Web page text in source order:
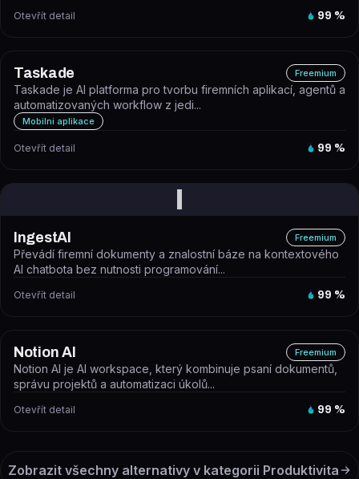
Otevřít detail 99 %
Taskade Freemium
Taskade je AI platforma pro tvorbu firemních aplikací, agentů a
automatizovaných workflow z jedi...
Mobilní aplikace
Otevřít detail 99 %
I
IngestAI Freemium
Převádí firemní dokumenty a znalostní báze na kontextového
AI chatbota bez nutnosti programování...
Otevřít detail 99 %
Notion AI Freemium
Notion AI je AI workspace, který kombinuje psaní dokumentů,
správu projektů a automatizaci úkolů...
Otevřít detail 99 %
Zobrazit všechny alternativy v kategorii Produktivita